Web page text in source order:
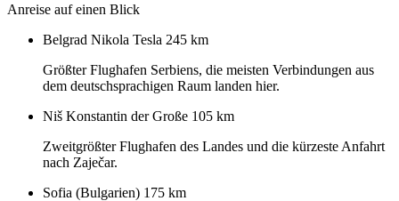
Anreise auf einen Blick
Belgrad Nikola Tesla 245 km
Größter Flughafen Serbiens, die meisten Verbindungen aus
dem deutschsprachigen Raum landen hier.
Niš Konstantin der Große 105 km
Zweitgrößter Flughafen des Landes und die kürzeste Anfahrt
nach Zaječar.
Sofia (Bulgarien) 175 km